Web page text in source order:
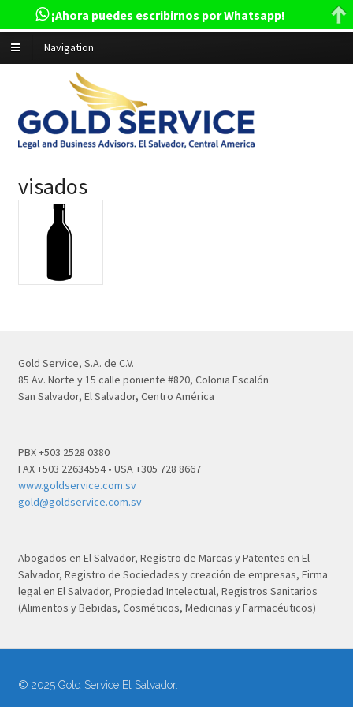
Navigation
visados
Gold Service, S.A. de C.V.
85 Av. Norte y 15 calle poniente #820, Colonia Escalón
San Salvador, El Salvador, Centro América
PBX +503 2528 0380
FAX +503 22634554 • USA +305 728 8667
www.goldservice.com.sv
gold@goldservice.com.sv
Abogados en El Salvador, Registro de Marcas y Patentes en El
Salvador, Registro de Sociedades y creación de empresas, Firma
legal en El Salvador, Propiedad Intelectual, Registros Sanitarios
(Alimentos y Bebidas, Cosméticos, Medicinas y Farmacéuticos)
© 2025 Gold Service El Salvador.
¡Ahora puedes escribirnos por Whatsapp!